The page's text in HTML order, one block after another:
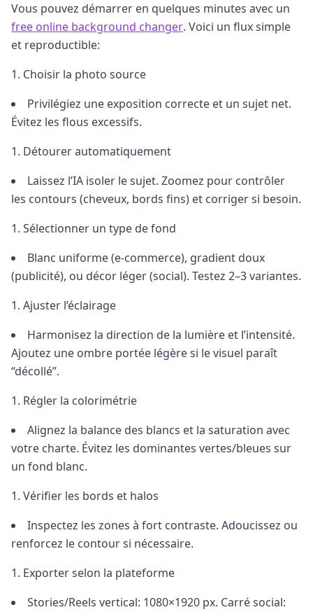
Vous pouvez démarrer en quelques minutes avec un
free online background changer. Voici un flux simple
et reproductible:
Choisir la photo source
Privilégiez une exposition correcte et un sujet net.
Évitez les flous excessifs.
Détourer automatiquement
Laissez l’IA isoler le sujet. Zoomez pour contrôler
les contours (cheveux, bords fins) et corriger si besoin.
Sélectionner un type de fond
Blanc uniforme (e‑commerce), gradient doux
(publicité), ou décor léger (social). Testez 2–3 variantes.
Ajuster l’éclairage
Harmonisez la direction de la lumière et l’intensité.
Ajoutez une ombre portée légère si le visuel paraît
“décollé”.
Régler la colorimétrie
Alignez la balance des blancs et la saturation avec
votre charte. Évitez les dominantes vertes/bleues sur
un fond blanc.
Vérifier les bords et halos
Inspectez les zones à fort contraste. Adoucissez ou
renforcez le contour si nécessaire.
Exporter selon la plateforme
Stories/Reels vertical: 1080×1920 px. Carré social: